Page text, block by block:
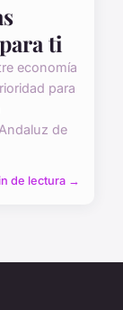
ti
economía
para
de
de lectura →